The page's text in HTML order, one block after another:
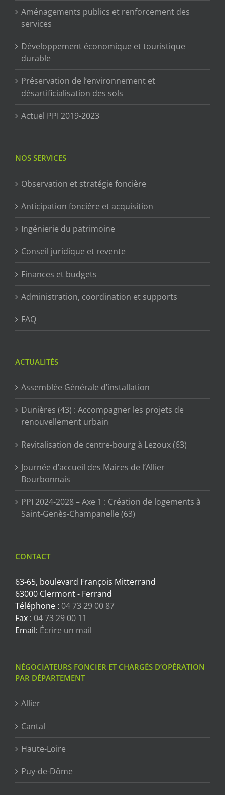
Aménagements publics et renforcement des
services
Développement économique et touristique
durable
Préservation de l’environnement et
désartificialisation des sols
Actuel PPI 2019-2023
NOS SERVICES
Observation et stratégie foncière
Anticipation foncière et acquisition
Ingénierie du patrimoine
Conseil juridique et revente
Finances et budgets
Administration, coordination et supports
FAQ
ACTUALITÉS
Assemblée Générale d’installation
Dunières (43) : Accompagner les projets de
renouvellement urbain
Revitalisation de centre-bourg à Lezoux (63)
Journée d’accueil des Maires de l’Allier
Bourbonnais
PPI 2024-2028 – Axe 1 : Création de logements à
Saint-Genès-Champanelle (63)
CONTACT
63-65, boulevard François Mitterrand
63000 Clermont - Ferrand
Téléphone : 04 73 29 00 87
Fax : 04 73 29 00 11
Email: Écrire un mail
NÉGOCIATEURS FONCIER ET CHARGÉS D’OPÉRATION
PAR DÉPARTEMENT
Allier
Cantal
Haute-Loire
Puy-de-Dôme